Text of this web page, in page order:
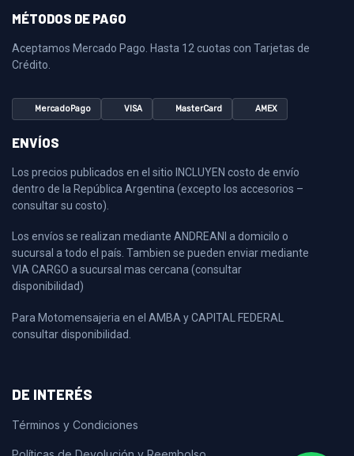
MÉTODOS DE PAGO
Aceptamos Mercado Pago. Hasta 12 cuotas con Tarjetas de
Crédito.
MercadoPago VISA MasterCard AMEX
ENVÍOS
Los precios publicados en el sitio INCLUYEN costo de envío
dentro de la República Argentina (excepto los accesorios –
consultar su costo).
Los envíos se realizan mediante ANDREANI a domicilo o
sucursal a todo el país. Tambien se pueden enviar mediante
VIA CARGO a sucursal mas cercana (consultar
disponibilidad)
Para Motomensajeria en el AMBA y CAPITAL FEDERAL
consultar disponibilidad.
DE INTERÉS
Términos y Condiciones